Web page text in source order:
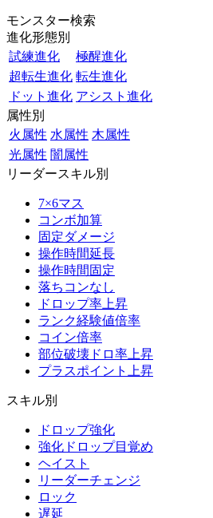
モンスター検索
進化形態別
試練進化
極醒進化
超転生進化 転生進化
ドット進化 アシスト進化
属性別
火属性 水属性 木属性
光属性 闇属性
リーダースキル別
7×6マス
コンボ加算
固定ダメージ
操作時間延長
操作時間固定
落ちコンなし
ドロップ率上昇
ランク経験値倍率
コイン倍率
部位破壊ドロ率上昇
プラスポイント上昇
スキル別
ドロップ強化
強化ドロップ目覚め
ヘイスト
リーダーチェンジ
ロック
遅延